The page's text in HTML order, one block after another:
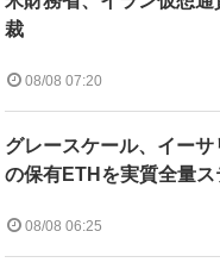
裁
08/08 07:20
グレースケール、イー
の保有ETHを実質全量
08/08 06:25